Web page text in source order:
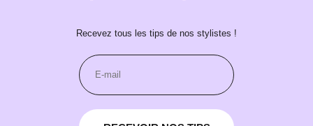
Recevez tous les tips de nos stylistes !